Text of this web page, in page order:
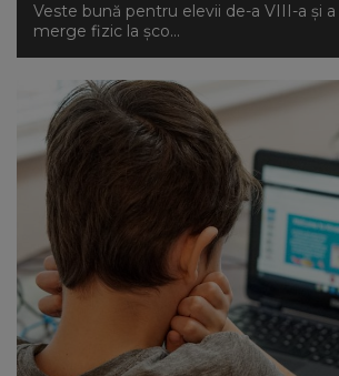
Veste bună pentru elevii de-a VIII-a și
merge fizic la șco...